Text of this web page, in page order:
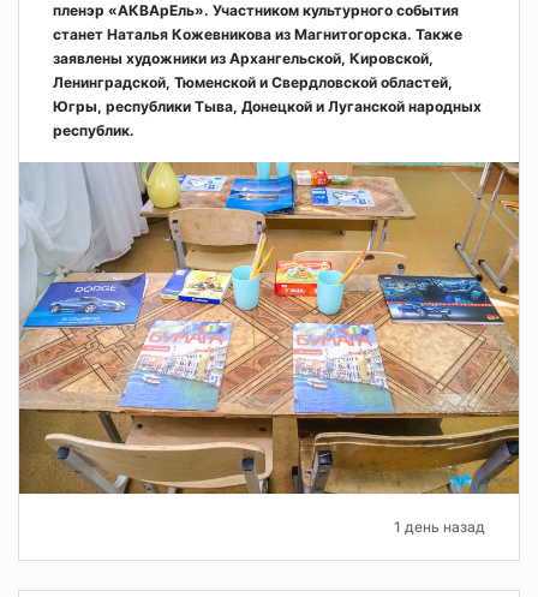
пленэр «АКВАрЕль». Участником культурного события
станет Наталья Кожевникова из Магнитогорска. Также
заявлены художники из Архангельской, Кировской,
Ленинградской, Тюменской и Свердловской областей,
Югры, республики Тыва, Донецкой и Луганской народных
республик.
1 день назад